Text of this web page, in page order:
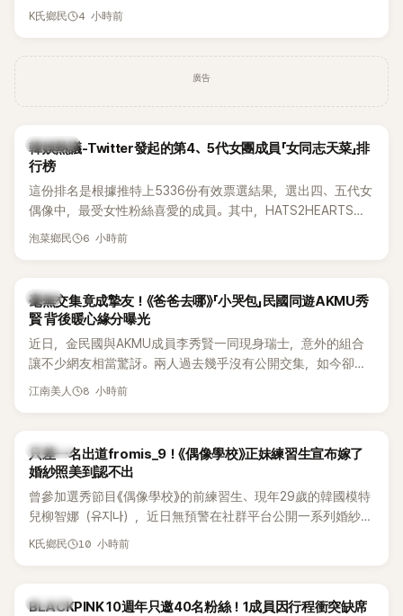
被質疑在舞台上使用臀墊，如今最新打歌舞台曝光後，再度因
K氏鄉民 4 小時前
廣告
熱議討論
韓娛熱議-Twitter發起的第4、5代女團成員「女同志天菜」排
行榜
這份排名是根據推特上5336份有效票選結果，選出四、五代女
偶像中，最受女性粉絲喜愛的成員。其中，HATS2HEARTS成
員包攬了前三名，展現了她們在女性社群中的高人氣。
泡菜鄉民 6 小時前
韓星
毫無交集竟成摯友！《爸爸去哪》「小哭包」民國同遊AKMU秀
賢 背後暖心緣分曝光
近日，金民國與AKMU成員李秀賢一同現身瑞士，意外的組合
讓不少網友相當驚訝。兩人過去幾乎沒有公開交集，如今卻一
起踏上瑞士之旅，也讓粉絲紛紛好奇：「他們到底是怎麼認識
江南美人 8 小時前
K-POP
只差一名出道fromis_9！《偶像學校》正妹練習生宣布嫁了
婚紗照美到認不出
曾參加選秀節目《偶像學校》的前練習生、現年29歲的韓國模特
兒柳智娜（유지나），近日無預警在社群平台公開一系列婚紗
照，親自宣布即將步入婚姻，消息曝光後讓不少曾追看節目的
K氏鄉民 10 小時前
K-POP
BLACKPINK 10週年只邀40名粉絲！1成員因行程衝突缺席